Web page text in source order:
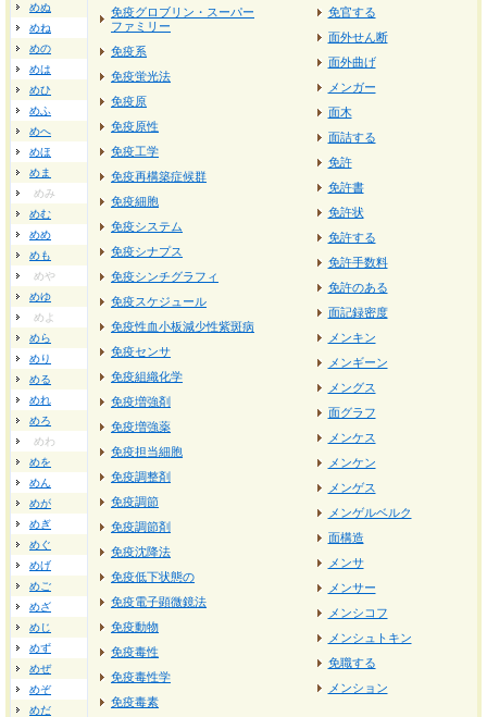
めぬ
めね
めの
めは
めひ
めふ
めへ
めほ
めま
めみ
めむ
めめ
めも
めや
めゆ
めよ
めら
めり
める
めれ
めろ
めわ
めを
めん
めが
めぎ
めぐ
めげ
めご
めざ
めじ
めず
めぜ
めぞ
めだ
免疫グロブリン・スーパー
ファミリー
免疫系
免疫蛍光法
免疫原
免疫原性
免疫工学
免疫再構築症候群
免疫細胞
免疫システム
免疫シナプス
免疫シンチグラフィ
免疫スケジュール
免疫性血小板減少性紫斑病
免疫センサ
免疫組織化学
免疫増強剤
免疫増強薬
免疫担当細胞
免疫調整剤
免疫調節
免疫調節剤
免疫沈降法
免疫低下状態の
免疫電子顕微鏡法
免疫動物
免疫毒性
免疫毒性学
免疫毒素
免官する
面外せん断
面外曲げ
メンガー
面木
面詰する
免許
免許書
免許状
免許する
免許手数料
免許のある
面記録密度
メンキン
メンギーン
メングス
面グラフ
メンケス
メンケン
メンゲス
メンゲルベルク
面構造
メンサ
メンサー
メンシコフ
メンシュトキン
免職する
メンション